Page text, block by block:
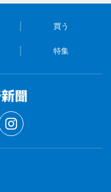
買う
特集